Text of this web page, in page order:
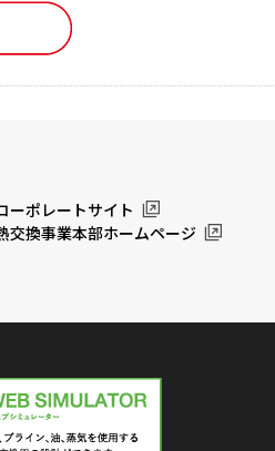
ーポレートサイト
交換事業本部ホームページ